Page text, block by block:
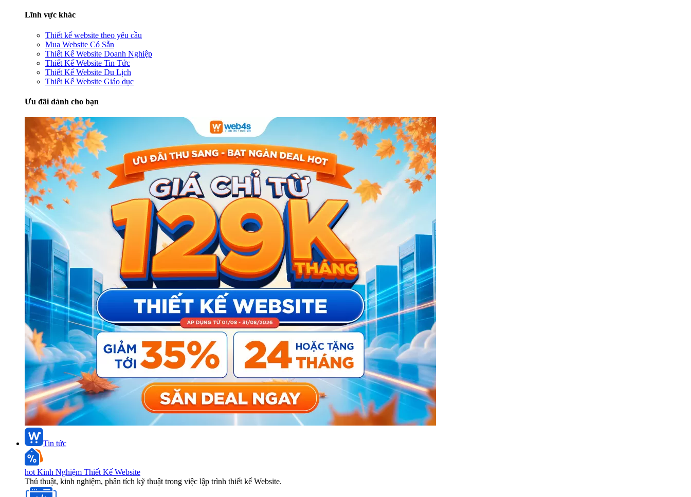
Lĩnh vực khác
Thiết kế website theo yêu cầu
Mua Website Có Sẵn
Thiết Kế Website Doanh Nghiệp
Thiết Kế Website Tin Tức
Thiết Kế Website Du Lịch
Thiết Kế Website Giáo dục
Ưu đãi dành cho bạn
Tin tức
hot Kinh Nghiệm Thiết Kế Website
Thủ thuật, kinh nghiệm, phân tích kỹ thuật trong việc lập trình thiết kế Website.